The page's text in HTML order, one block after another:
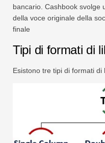
bancario. Cashbook svolge
della voce originale della
finale
Tipi di formati di
Esistono tre tipi di formati